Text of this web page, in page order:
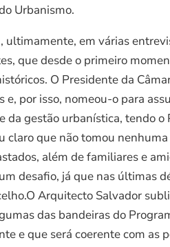
Urbanismo.
ultimamente, em várias
que desde o primeiro
O Presidente da
e, por isso, nomeou-o para
da gestão urbanística, tendo
claro que não tomou
além de familiares e
desafio, já que nas últimas
Arquitecto Salvador
das bandeiras do
e que será coerente com as